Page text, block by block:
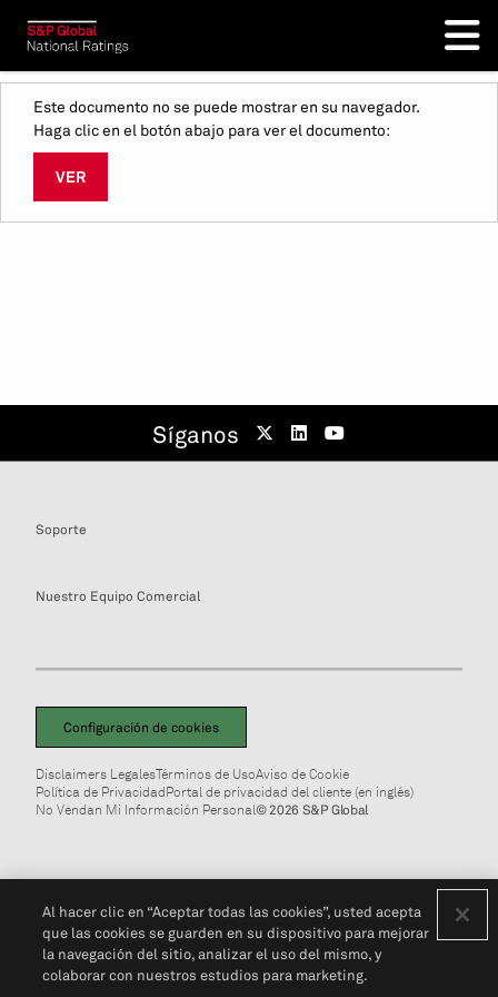
Este documento no se puede mostrar en su navegador.
Haga clic en el botón abajo para ver el documento:
VER
Síganos
Soporte
Nuestro Equipo Comercial
Configuración de cookies
Disclaimers LegalesTérminos de UsoAviso de Cookie
Política de PrivacidadPortal de privacidad del cliente (en inglés)
No Vendan Mi Información Personal© 2026 S&P Global
Al hacer clic en “Aceptar todas las cookies”, usted acepta
que las cookies se guarden en su dispositivo para mejorar
la navegación del sitio, analizar el uso del mismo, y
colaborar con nuestros estudios para marketing.